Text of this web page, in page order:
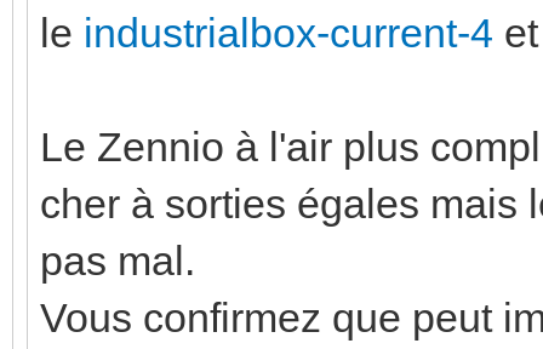
le industrialbox-current-4
Le Zennio à l'air plus
cher à sorties égales mais
pas mal.
Vous confirmez que peut